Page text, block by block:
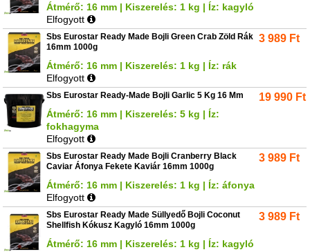
Átmérő: 16 mm | Kiszerelés: 1 kg | Íz: kagyló
Elfogyott
Sbs Eurostar Ready Made Bojli Green Crab Zöld Rák
16mm 1000g
Átmérő: 16 mm | Kiszerelés: 1 kg | Íz: rák
Elfogyott
3 989 Ft
Sbs Eurostar Ready-Made Bojli Garlic 5 Kg 16 Mm
Átmérő: 16 mm | Kiszerelés: 5 kg | Íz:
fokhagyma
Elfogyott
19 990 Ft
Sbs Eurostar Ready Made Bojli Cranberry Black
Caviar Áfonya Fekete Kaviár 16mm 1000g
Átmérő: 16 mm | Kiszerelés: 1 kg | Íz: áfonya
Elfogyott
3 989 Ft
Sbs Eurostar Ready Made Süllyedő Bojli Coconut
Shellfish Kókusz Kagyló 16mm 1000g
Átmérő: 16 mm | Kiszerelés: 1 kg | Íz: kagyló
3 989 Ft